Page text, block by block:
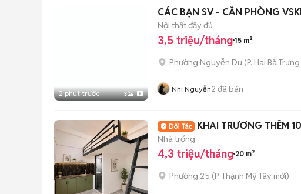
2 phút trước 3
CÁC BẠN SV - CẦN PHÒNG
Nội thất đầy đủ
3,5 triệu/tháng 15 m²
Phường Nguyễn Du (P. Hai Bà Trưng
Nhi Nguyễn2 đã bán
KHAI TRƯƠNG THÊM
Nhà trống
4,3 triệu/tháng 20 m²
Phường 25 (P. Thạnh Mỹ Tây mới)